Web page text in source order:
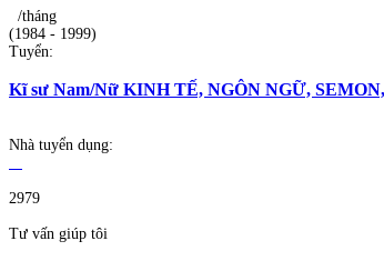
/tháng
(1984 - 1999)
Tuyển:
Kĩ sư Nam/Nữ KINH TẾ, NGÔN NGỮ,
Nhà tuyển dụng:
2979
Tư vấn giúp tôi